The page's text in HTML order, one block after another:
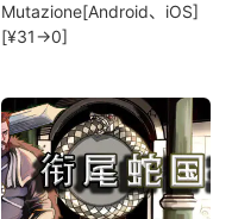
Mutazione[Android、iOS]
[¥31→0]